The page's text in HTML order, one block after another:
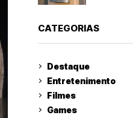
CATEGORIAS
Destaque
Entretenimento
Filmes
Games